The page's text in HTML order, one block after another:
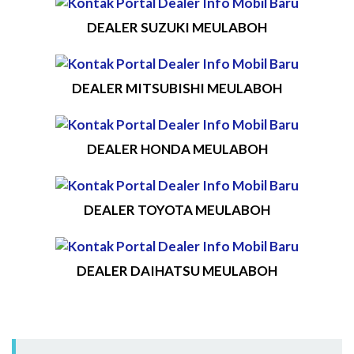
DEALER SUZUKI MEULABOH
DEALER MITSUBISHI MEULABOH
DEALER HONDA MEULABOH
DEALER TOYOTA MEULABOH
DEALER DAIHATSU MEULABOH